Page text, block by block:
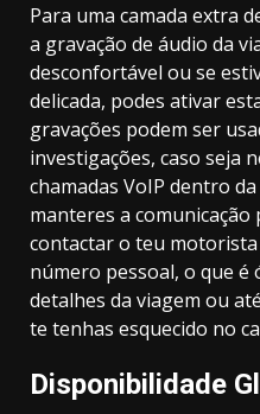
Para uma camada extra
a gravação de áudio da
desconfortável ou se
delicada, podes ativar
gravações podem ser
investigações, caso seja
chamadas VoIP dentro
manteres a comunicação
contactar o teu
número pessoal, o que
detalhes da viagem ou
te tenhas esquecido no
Disponibilidade